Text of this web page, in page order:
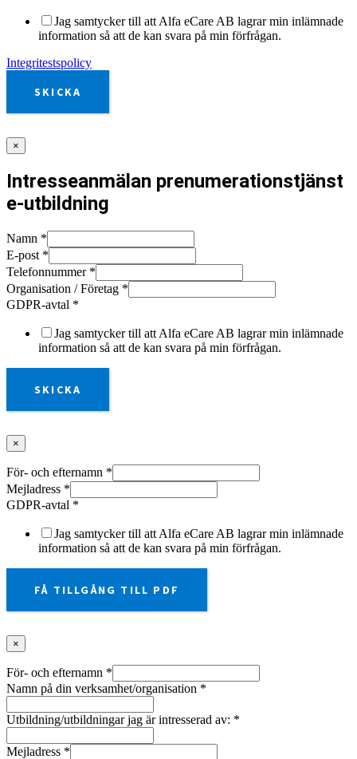
Jag samtycker till att Alfa eCare AB lagrar min inlämnade
information så att de kan svara på min förfrågan.
Integritestspolicy
SKICKA
×
Intresseanmälan prenumerationstjänst
e-utbildning
Namn *
E-post *
Telefonnummer *
Organisation / Företag *
GDPR-avtal *
Jag samtycker till att Alfa eCare AB lagrar min inlämnade
information så att de kan svara på min förfrågan.
SKICKA
×
För- och efternamn *
Mejladress *
GDPR-avtal *
Jag samtycker till att Alfa eCare AB lagrar min inlämnade
information så att de kan svara på min förfrågan.
FÅ TILLGÅNG TILL PDF
×
För- och efternamn *
Namn på din verksamhet/organisation *
Utbildning/utbildningar jag är intresserad av: *
Mejladress *